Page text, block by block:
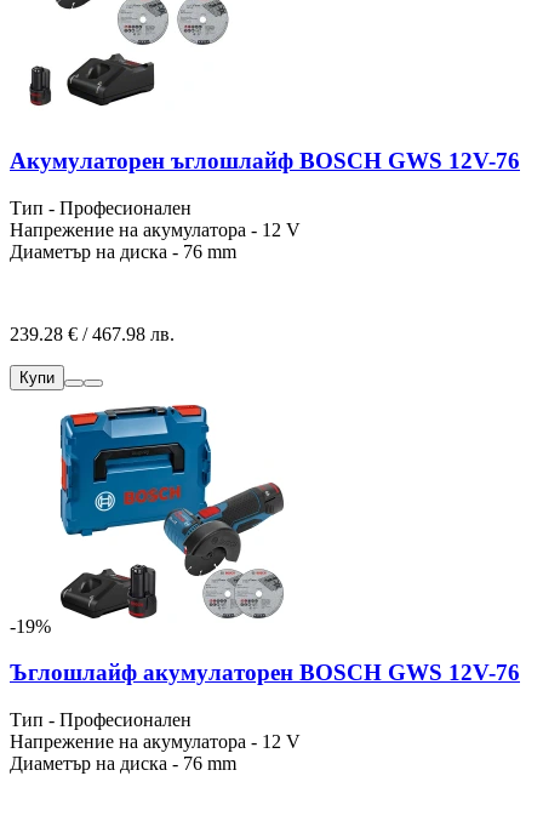
Акумулаторен ъглошлайф BOSCH GWS 12V-76
Тип - Професионален
Напрежение на акумулатора - 12 V
Диаметър на диска - 76 mm
239.28 € / 467.98 лв.
Купи
-19%
Ъглошлайф акумулаторен BOSCH GWS 12V-76
Тип - Професионален
Напрежение на акумулатора - 12 V
Диаметър на диска - 76 mm